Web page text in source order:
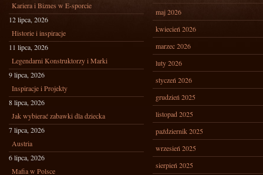
Kariera i Biznes w E-sporcie
12 lipca, 2026
Historie i inspiracje
11 lipca, 2026
Legendarni Konstruktorzy i Marki
9 lipca, 2026
Inspiracje i Projekty
8 lipca, 2026
Jak wybierać zabawki dla dziecka
7 lipca, 2026
Austria
6 lipca, 2026
Mafia w Polsce
maj 2026
kwiecień 2026
marzec 2026
luty 2026
styczeń 2026
grudzień 2025
listopad 2025
październik 2025
wrzesień 2025
sierpień 2025